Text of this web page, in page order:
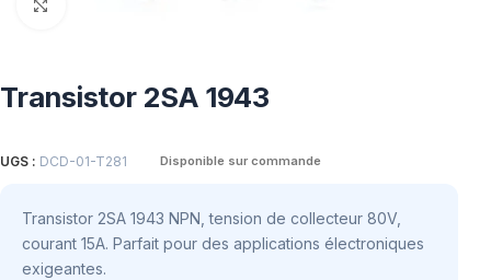
Transistor 2SA 1943
UGS : DCD-01-T281 Disponible sur commande
Transistor 2SA 1943 NPN, tension de collecteur 80V,
courant 15A. Parfait pour des applications électroniques
exigeantes.